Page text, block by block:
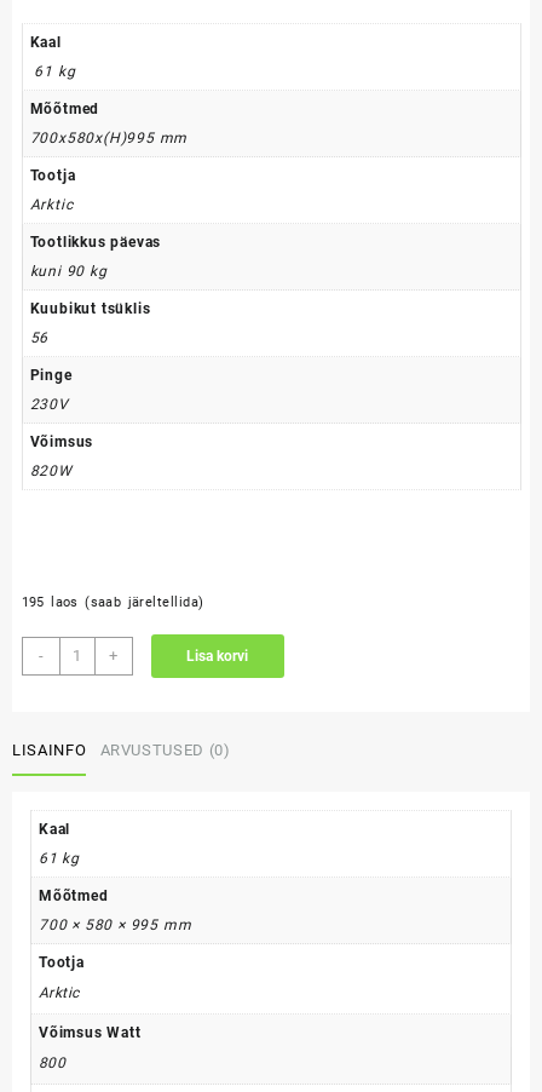
Kaal
61 kg
Mõõtmed
700x580x(H)995 mm
Tootja
Arktic
Tootlikkus päevas
kuni 90 kg
Kuubikut tsüklis
56
Pinge
230V
Võimsus
820W
195 laos (saab järeltellida)
-
VJ
jäägeneraator
+ Lisa korvi
LISAINFO ARVUSTUSED (0)
Kaal
61 kg
Mõõtmed
700 × 580 × 995 mm
Tootja
Arktic
Võimsus Watt
800